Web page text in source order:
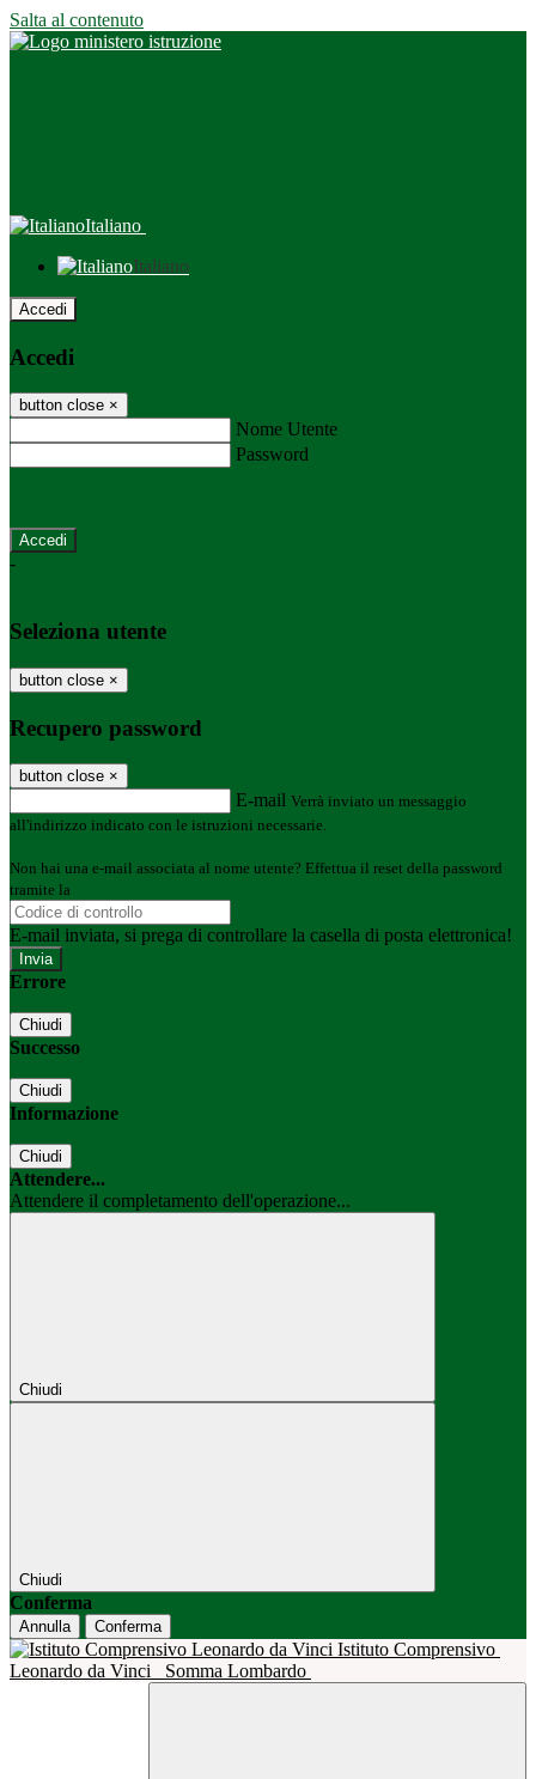
Salta al contenuto
Italiano
Italiano
Accedi
Accedi
button close ×
Nome Utente
Password
-
Seleziona utente
button close ×
Recupero password
button close ×
E-mail Verrà inviato un messaggio
all'indirizzo indicato con le istruzioni necessarie.
Non hai una e-mail associata al nome utente? Effettua il reset della password
tramite la
E-mail inviata, si prega di controllare la casella di posta elettronica!
Errore
Chiudi
Successo
Chiudi
Informazione
Chiudi
Attendere...
Attendere il completamento dell'operazione...
Chiudi
Chiudi
Conferma
Annulla Conferma
Istituto Comprensivo
Leonardo da Vinci
Somma Lombardo